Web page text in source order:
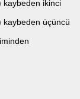
kaybeden ikinci
kaybeden üçüncü